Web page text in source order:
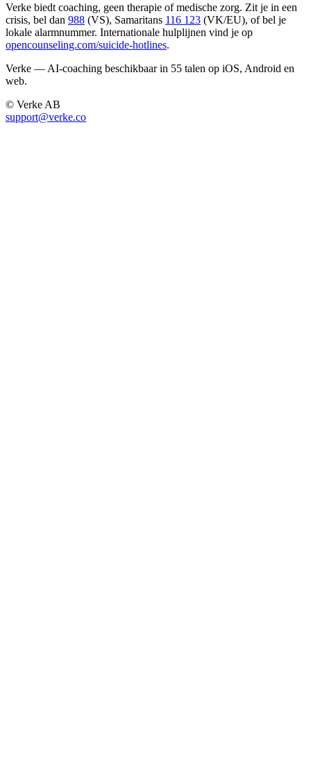
Verke biedt coaching, geen therapie of medische zorg. Zit je in een
crisis, bel dan 988 (VS), Samaritans 116 123 (VK/EU), of bel je
lokale alarmnummer. Internationale hulplijnen vind je op
opencounseling.com/suicide-hotlines.
Verke — AI-coaching beschikbaar in 55 talen op iOS, Android en
web.
© Verke AB
support@verke.co